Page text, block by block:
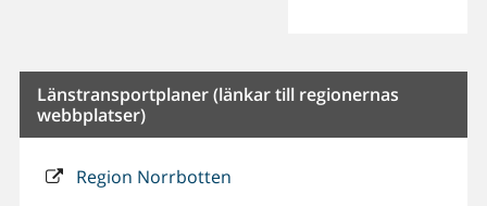
Länstransportplaner (länkar till regionernas
webbplatser)
Region Norrbotten